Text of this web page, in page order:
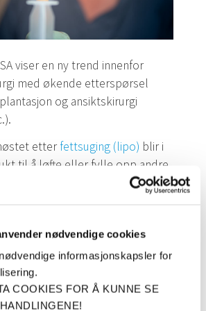
nødvendige cookies
informasjonskapsler for
COOKIES FOR Å KUNNE SE
viser en ny trend innenfor
med økende etterspørsel
og ansiktskirurgi
etterfettsuging (lipo) blir i
til å løfte eller fylle opp andre
som ansikt, rumpe eller bryst.
(2016,